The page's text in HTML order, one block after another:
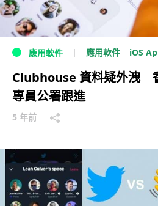
應用軟件 應用軟件 iOS
Clubhouse 資料疑外洩
專員公署跟進
5 年前